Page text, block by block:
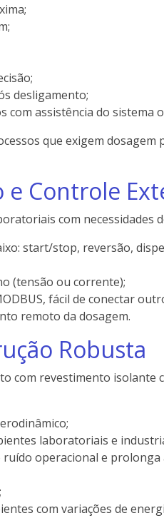
desligamento;
assistência do sistema
que exigem dosagem
e Controle
com necessidades
start/stop, reversão,
(tensão ou corrente);
fácil de conectar
remoto da dosagem.
Robusta
com revestimento isolante
laboratoriais e
operacional e prolonga
com variações de